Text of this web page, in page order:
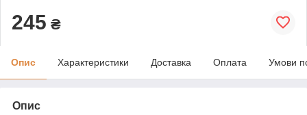
245 ₴
Опис Характеристики Доставка Оплата Умови
Опис